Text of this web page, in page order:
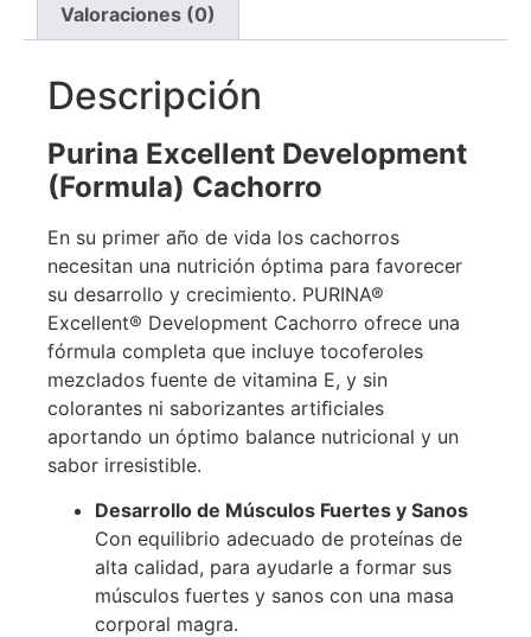
Valoraciones (0)
Descripción
Purina Excellent Development
(Formula) Cachorro
En su primer año de vida los cachorros
necesitan una nutrición óptima para favorecer
su desarrollo y crecimiento. PURINA®
Excellent® Development Cachorro ofrece una
fórmula completa que incluye tocoferoles
mezclados fuente de vitamina E, y sin
colorantes ni saborizantes artiﬁciales
aportando un óptimo balance nutricional y un
sabor irresistible.
Desarrollo de Músculos Fuertes y Sanos
Con equilibrio adecuado de proteínas de
alta calidad, para ayudarle a formar sus
músculos fuertes y sanos con una masa
corporal magra.